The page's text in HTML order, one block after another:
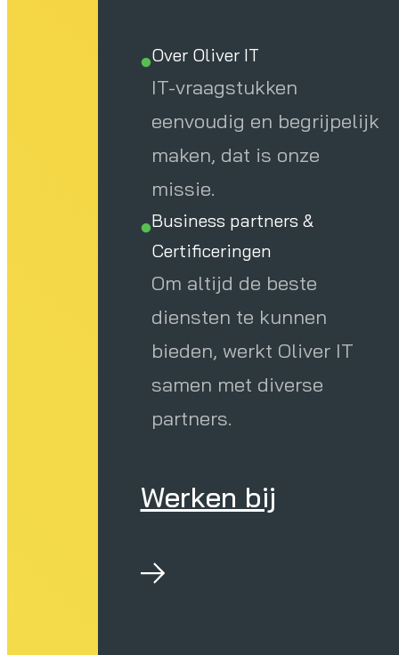
Over Oliver IT
IT-vraagstukken
eenvoudig en begrijpelijk
maken, dat is onze
missie.
Business partners &
Certificeringen
Om altijd de beste
diensten te kunnen
bieden, werkt Oliver IT
samen met diverse
partners.
Werken bij